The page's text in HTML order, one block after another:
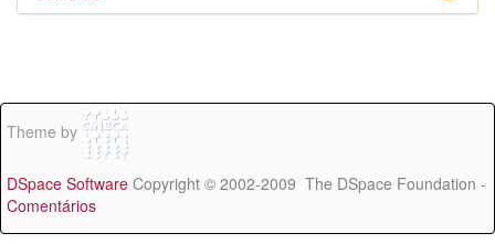
Theme by
DSpace Software Copyright © 2002-2009 The DSpace Foundation -
Comentários